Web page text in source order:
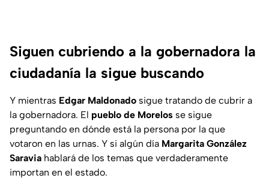
Siguen cubriendo a la gobernadora la
ciudadanía la sigue buscando
Y mientras Edgar Maldonado sigue tratando de cubrir a
la gobernadora. El pueblo de Morelos se sigue
preguntando en dónde está la persona por la que
votaron en las urnas. Y si algún día Margarita González
Saravia hablará de los temas que verdaderamente
importan en el estado.